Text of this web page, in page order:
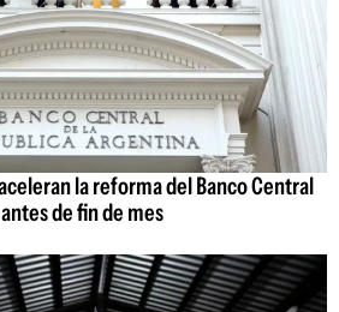
la reforma del Banco Central
de fin de mes